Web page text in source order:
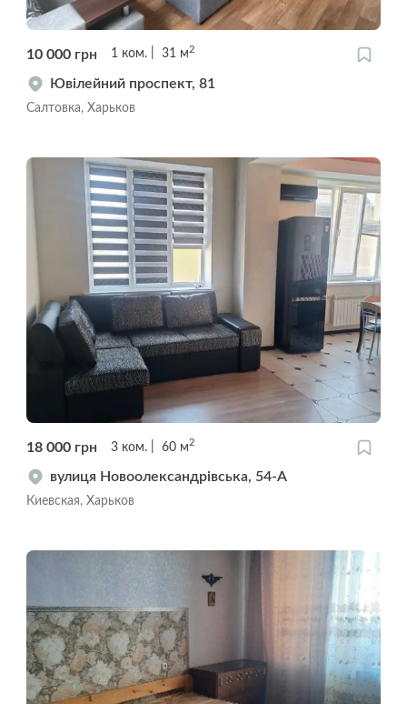
10 000 грн 1 ком. 31 м 2
Ювілейний проспект, 81
Салтовка, Харьков
18 000 грн 3 ком. 60 м2
вулиця Новоолександрівська, 54-А
Киевская, Харьков